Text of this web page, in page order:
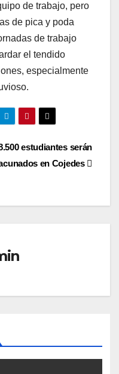
de trabajo, pero
de pica y poda
de trabajo
el tendido
especialmente
estudiantes serán
en Cojedes